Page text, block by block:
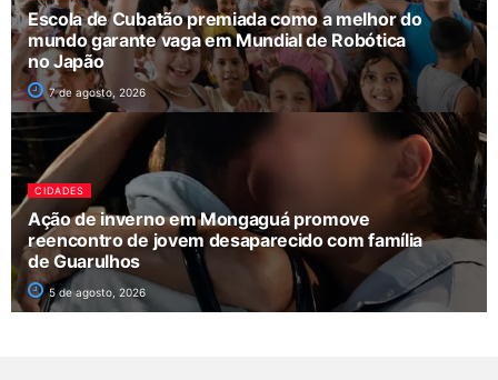
Escola de Cubatão premiada como a melhor do
mundo garante vaga em Mundial de Robótica
no Japão
7 de agosto, 2026
CIDADES
Ação de inverno em Mongaguá promove
reencontro de jovem desaparecido com família
de Guarulhos
5 de agosto, 2026